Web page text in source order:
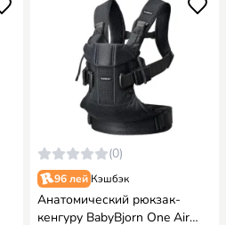
(0)
96 лей Кэшбэк
Анатомический рюкзак-
кенгуру BabyBjorn One Air